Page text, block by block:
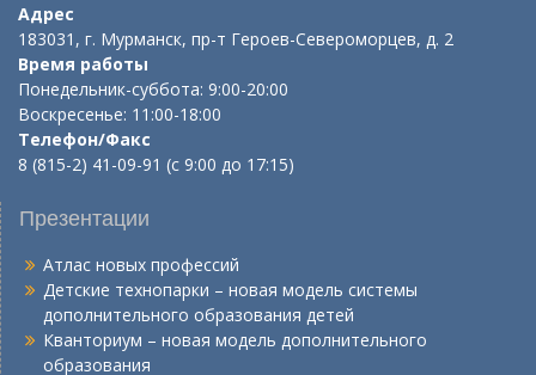
Адрес
183031, г. Мурманск, пр-т Героев-Североморцев, д. 2
Время работы
Понедельник-суббота: 9:00-20:00
Воскресенье: 11:00-18:00
Телефон/Факс
8 (815-2) 41-09-91 (с 9:00 до 17:15)
Презентации
Атлас новых профессий
Детские технопарки – новая модель системы
дополнительного образования детей
Кванториум – новая модель дополнительного
образования